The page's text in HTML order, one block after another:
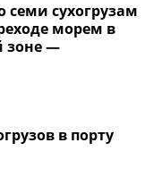
сухогрузам
морем в
зоне —
в порту